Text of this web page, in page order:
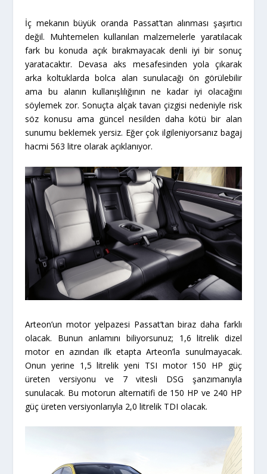
İç mekanın büyük oranda Passat’tan alınması şaşırtıcı
değil. Muhtemelen kullanılan malzemelerle yaratılacak
fark bu konuda açık bırakmayacak denli iyi bir sonuç
yaratacaktır. Devasa aks mesafesinden yola çıkarak
arka koltuklarda bolca alan sunulacağı ön görülebilir
ama bu alanın kullanışlılığının ne kadar iyi olacağını
söylemek zor. Sonuçta alçak tavan çizgisi nedeniyle risk
söz konusu ama güncel nesilden daha kötü bir alan
sunumu beklemek yersiz. Eğer çok ilgileniyorsanız bagaj
hacmi 563 litre olarak açıklanıyor.
Arteon’un motor yelpazesi Passat’tan biraz daha farklı
olacak. Bunun anlamını biliyorsunuz; 1,6 litrelik dizel
motor en azından ilk etapta Arteon’la sunulmayacak.
Onun yerine 1,5 litrelik yeni TSI motor 150 HP güç
üreten versiyonu ve 7 vitesli DSG şanzımanıyla
sunulacak. Bu motorun alternatifi de 150 HP ve 240 HP
güç üreten versiyonlarıyla 2,0 litrelik TDI olacak.